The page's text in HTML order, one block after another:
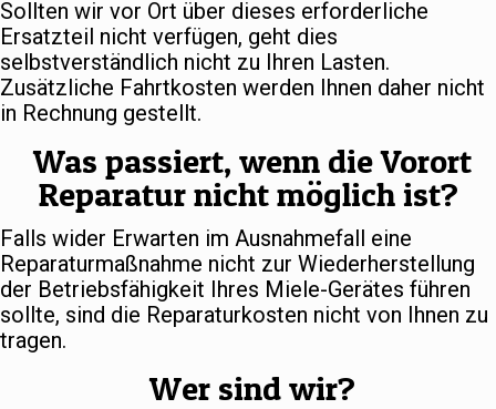
Sollten wir vor Ort über dieses erforderliche
Ersatzteil nicht verfügen, geht dies
selbstverständlich nicht zu Ihren Lasten.
Zusätzliche Fahrtkosten werden Ihnen daher nicht
in Rechnung gestellt.
Was passiert, wenn die Vorort
Reparatur nicht möglich ist?
Falls wider Erwarten im Ausnahmefall eine
Reparaturmaßnahme nicht zur Wiederherstellung
der Betriebsfähigkeit Ihres Miele-Gerätes führen
sollte, sind die Reparaturkosten nicht von Ihnen zu
tragen.
Wer sind wir?